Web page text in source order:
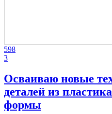
598
3
Осваиваю новые
деталей из
формы